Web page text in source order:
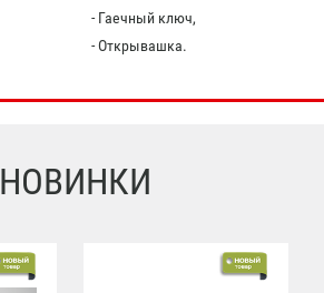
- Гаечный ключ,
- Открывашка.
НОВИНКИ